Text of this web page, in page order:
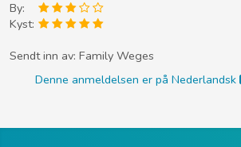
By:
Kyst:
Sendt inn av: Family Weges
Denne anmeldelsen er på Nederlandsk